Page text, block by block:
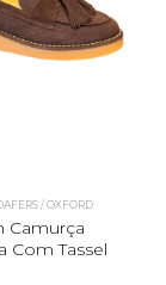
/ OXFORD
Camurça
Com Tassel